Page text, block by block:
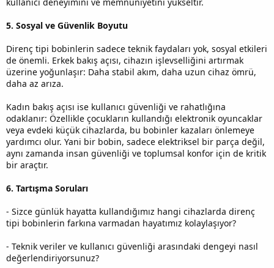
5. Sosyal ve Güvenlik Boyutu
Direnç tipi bobinlerin sadece teknik faydaları yok, sosyal etkileri
de önemli. Erkek bakış açısı, cihazın işlevselliğini artırmak
üzerine yoğunlaşır: Daha stabil akım, daha uzun cihaz ömrü,
daha az arıza.
Kadın bakış açısı ise kullanıcı güvenliği ve rahatlığına
odaklanır: Özellikle çocukların kullandığı elektronik oyuncaklar
veya evdeki küçük cihazlarda, bu bobinler kazaları önlemeye
yardımcı olur. Yani bir bobin, sadece elektriksel bir parça değil,
aynı zamanda insan güvenliği ve toplumsal konfor için de kritik
bir araçtır.
6. Tartışma Soruları
- Sizce günlük hayatta kullandığımız hangi cihazlarda direnç
tipi bobinlerin farkına varmadan hayatımız kolaylaşıyor?
- Teknik veriler ve kullanıcı güvenliği arasındaki dengeyi nasıl
değerlendiriyorsunuz?